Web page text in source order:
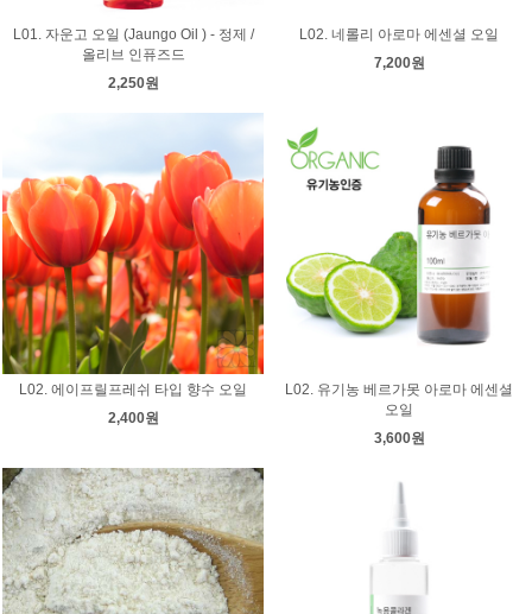
L01. 자운고 오일 (Jaungo Oil ) - 정제 /
올리브 인퓨즈드
2,250원
L02. 네롤리 아로마 에센셜 오일
7,200원
L02. 에이프릴프레쉬 타입 향수 오일
2,400원
L02. 유기농 베르가못 아로마 에센셜
오일
3,600원